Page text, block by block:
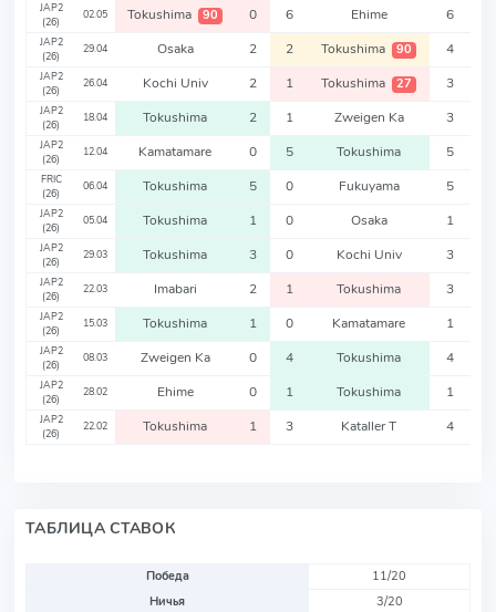
JAP2
(26)
02.05 Tokushima 90 0 6 Ehime 6
JAP2
(26)
29.04 Osaka 2 2 Tokushima 90 4
JAP2
(26)
26.04 Kochi Univ 2 1 Tokushima 27 3
JAP2
(26)
18.04 Tokushima 2 1 Zweigen Ka 3
JAP2
(26)
12.04 Kamatamare 0 5 Tokushima 5
FRIC
(26)
06.04 Tokushima 5 0 Fukuyama 5
JAP2
(26)
05.04 Tokushima 1 0 Osaka 1
JAP2
(26)
29.03 Tokushima 3 0 Kochi Univ 3
JAP2
(26)
22.03 Imabari 2 1 Tokushima 3
JAP2
(26)
15.03 Tokushima 1 0 Kamatamare 1
JAP2
(26)
08.03 Zweigen Ka 0 4 Tokushima 4
JAP2
(26)
28.02 Ehime 0 1 Tokushima 1
JAP2
(26)
22.02 Tokushima 1 3 Kataller T 4
ТАБЛИЦА СТАВОК
Победа
11/20
Ничья
3/20